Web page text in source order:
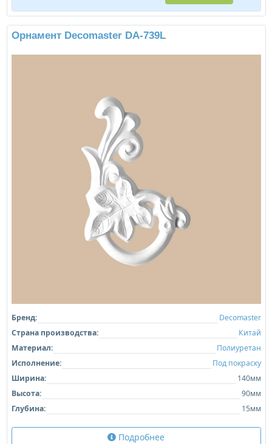
Орнамент Decomaster DA-739L
Бренд:
Decomaster
Страна производства:
Китай
Материал:
Полиуретан
Исполнение:
Под покраску
Ширина:
140мм
Высота:
90мм
Глубина:
15мм
Подробнее